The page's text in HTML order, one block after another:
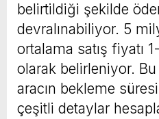
belirtildiği şekilde
devralınabiliyor. 5
ortalama satış fiyatı
olarak belirleniyor.
aracın bekleme
çeşitli detaylar